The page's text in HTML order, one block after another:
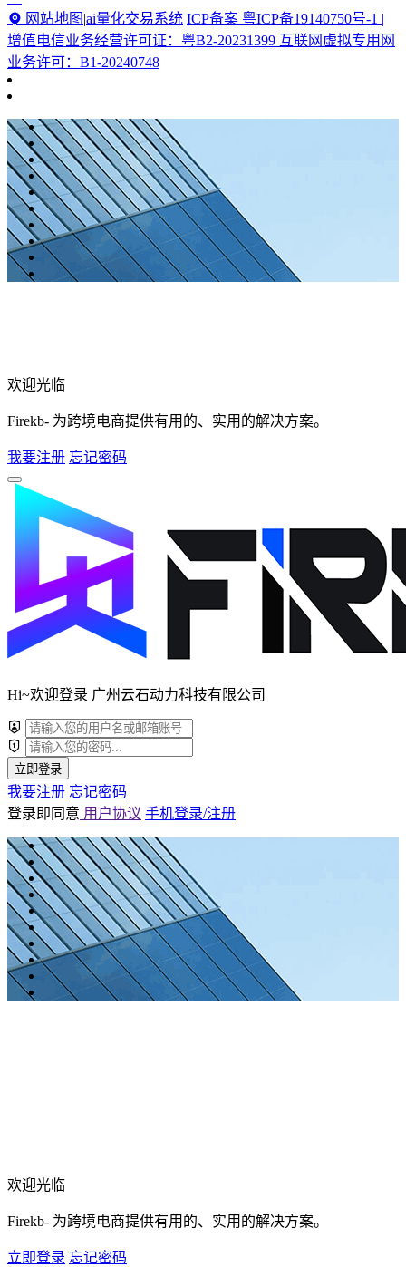
网站地图 |ai量化交易系统 ICP备案 粤ICP备19140750号-1 |
增值电信业务经营许可证：粤B2-20231399 互联网虚拟专用网
业务许可：B1-20240748
欢迎光临
Firekb- 为跨境电商提供有用的、实用的解决方案。
我要注册 忘记密码
Hi~欢迎登录 广州云石动力科技有限公司
立即登录
我要注册 忘记密码
登录即同意 用户协议 手机登录/注册
欢迎光临
Firekb- 为跨境电商提供有用的、实用的解决方案。
立即登录 忘记密码